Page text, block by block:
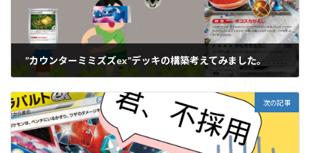
”カウンターミミズズex”デッキの構築考えてみました。
次の記事